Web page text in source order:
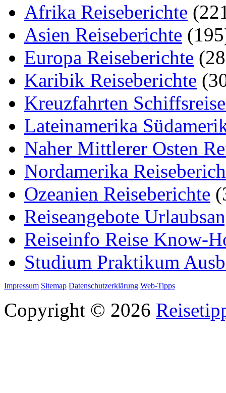
Afrika Reiseberichte
Asien Reiseberichte
Europa Reiseberichte
Karibik Reiseberichte
Kreuzfahrten
Lateinamerika
Naher Mittlerer Osten
Nordamerika
Ozeanien Reiseberichte
Reiseangebote
Reiseinfo Reise Know-
Studium Praktikum
Impressum Sitemap Datenschutzerklärung Web-Tipps
Copyright © 2026